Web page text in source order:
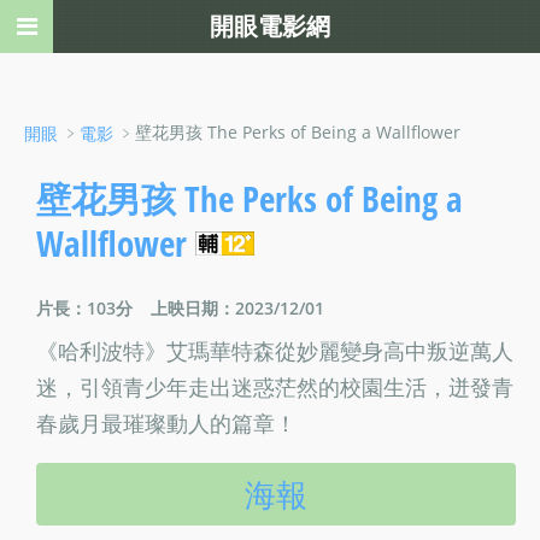
開眼 ﹥ 電影 ﹥壁花男孩 The Perks of Being a Wallflower
壁花男孩 The Perks of Being a
Wallflower
片長：103分 上映日期：2023/12/01
《哈利波特》艾瑪華特森從妙麗變身高中叛逆萬人
迷，引領青少年走出迷惑茫然的校園生活，迸發青
春歲月最璀璨動人的篇章！
海報
開眼電影網